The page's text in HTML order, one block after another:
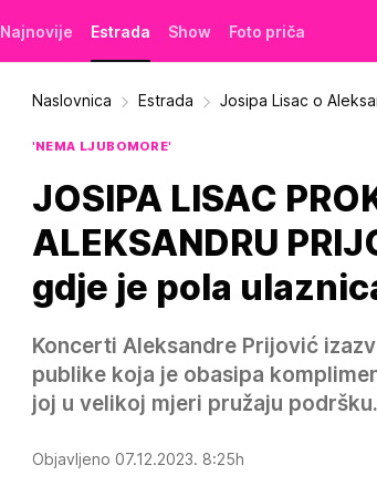
Najnovije Estrada Show Foto priča
Naslovnica Estrada Josipa Lisac o
'NEMA LJUBOMORE'
JOSIPA LISAC
ALEKSANDRU
gdje je pola
Koncerti Aleksandre Prijović
publike koja je obasipa
joj u velikoj mjeri pružaju podršku.
Objavljeno 07.12.2023. 8:25h